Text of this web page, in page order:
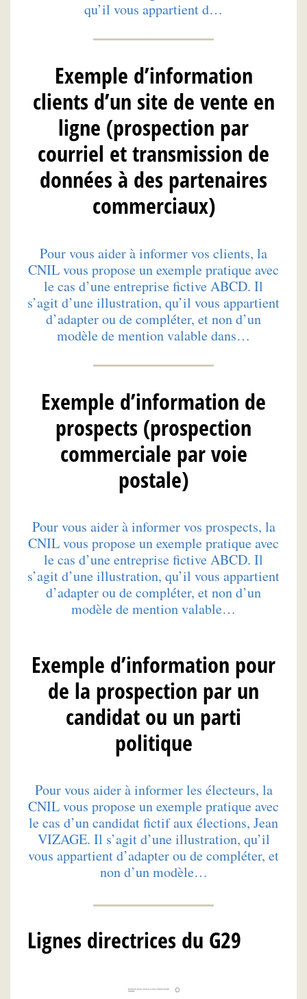
qu’il vous appartient d…
Exemple d’information
clients d’un site de vente en
ligne (prospection par
courriel et transmission de
données à des partenaires
commerciaux)
Pour vous aider à informer vos clients, la
CNIL vous propose un exemple pratique avec
le cas d’une entreprise fictive ABCD. Il
s’agit d’une illustration, qu’il vous appartient
d’adapter ou de compléter, et non d’un
modèle de mention valable dans…
Exemple d’information de
prospects (prospection
commerciale par voie
postale)
Pour vous aider à informer vos prospects, la
CNIL vous propose un exemple pratique avec
le cas d’une entreprise fictive ABCD. Il
s’agit d’une illustration, qu’il vous appartient
d’adapter ou de compléter, et non d’un
modèle de mention valable…
Exemple d’information pour
de la prospection par un
candidat ou un parti
politique
Pour vous aider à informer les électeurs, la
CNIL vous propose un exemple pratique avec
le cas d’un candidat fictif aux élections, Jean
VIZAGE. Il s’agit d’une illustration, qu’il
vous appartient d’adapter ou de compléter, et
non d’un modèle…
Lignes directrices du G29